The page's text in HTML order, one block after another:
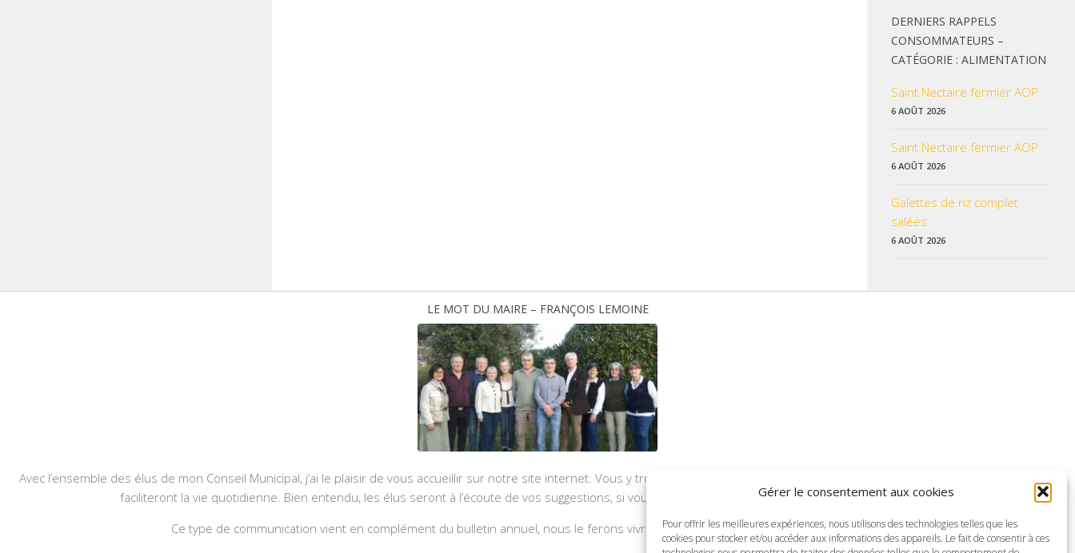
Gérer le consentement aux cookies
Pour offrir les meilleures expériences, nous utilisons des technologies telles que les
cookies pour stocker et/ou accéder aux informations des appareils. Le fait de consentir à ces
DERNIERS RAPPELS
CONSOMMATEURS –
CATÉGORIE : ALIMENTATION
Saint Nectaire fermier AOP
6 AOÛT 2026
Saint Nectaire fermier AOP
6 AOÛT 2026
Galettes de riz complet
salées
6 AOÛT 2026
LE MOT DU MAIRE – FRANÇOIS LEMOINE
Avec l’ensemble des élus de mon Conseil Municipal, j’ai le plaisir de vous accueillir sur notre site internet. Vous y trouverez les données pratiques, les liens utiles et les informations qui vous
faciliteront la vie quotidienne. Bien entendu, les élus seront à l’écoute de vos suggestions, si vous souhaitez enrichir nos rubriques ou nos informations.
Ce type de communication vient en complément du bulletin annuel, nous le ferons vivre et il sera actualisé pour mieux vous informer.